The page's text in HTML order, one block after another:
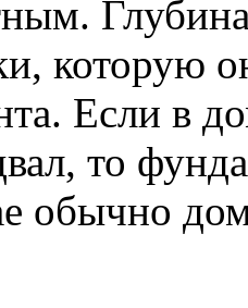
Глубина
которую
Если в
то
обычно